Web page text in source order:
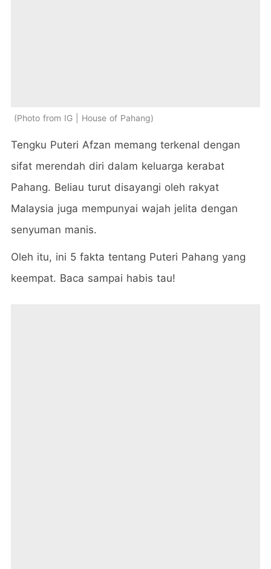
Photo from IG | House of Pahang
Tengku Puteri Afzan memang terkenal dengan
sifat merendah diri dalam keluarga kerabat
Pahang. Beliau turut disayangi oleh rakyat
Malaysia juga mempunyai wajah jelita dengan
senyuman manis.
Oleh itu, ini 5 fakta tentang Puteri Pahang yang
keempat. Baca sampai habis tau!